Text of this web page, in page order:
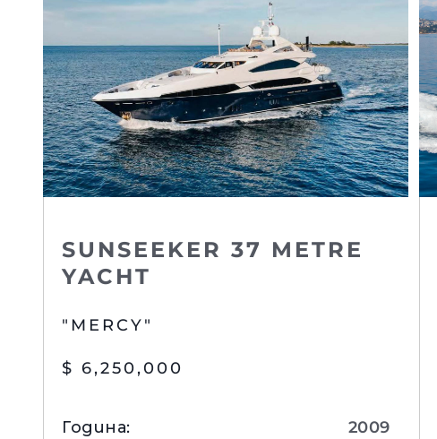
SUNSEEKER 37 METRE
YACHT
"MERCY"
$ 6,250,000
Година: 2009